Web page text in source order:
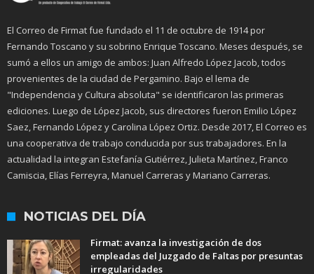
El Correo de Firmat fue fundado el 11 de octubre de 1914 por
Fernando Toscano y su sobrino Enrique Toscano. Meses después, se
sumó a ellos un amigo de ambos: Juan Alfredo López Jacob, todos
provenientes de la ciudad de Pergamino. Bajo el lema de
"Independencia y Cultura absoluta" se identificaron las primeras
ediciones. Luego de López Jacob, sus directores fueron Emilio López
Saez, Fernando López y Carolina López Ortiz. Desde 2017, El Correo es
una cooperativa de trabajo conducida por sus trabajadores. En la
actualidad la integran Estefanía Gutiérrez, Julieta Martínez, Franco
Camiscia, Elías Ferreyra, Manuel Carreras y Mariano Carreras.
NOTICIAS DEL DÍA
Firmat: avanza la investigación de dos
empleadas del Juzgado de Faltas por presuntas
irregularidades